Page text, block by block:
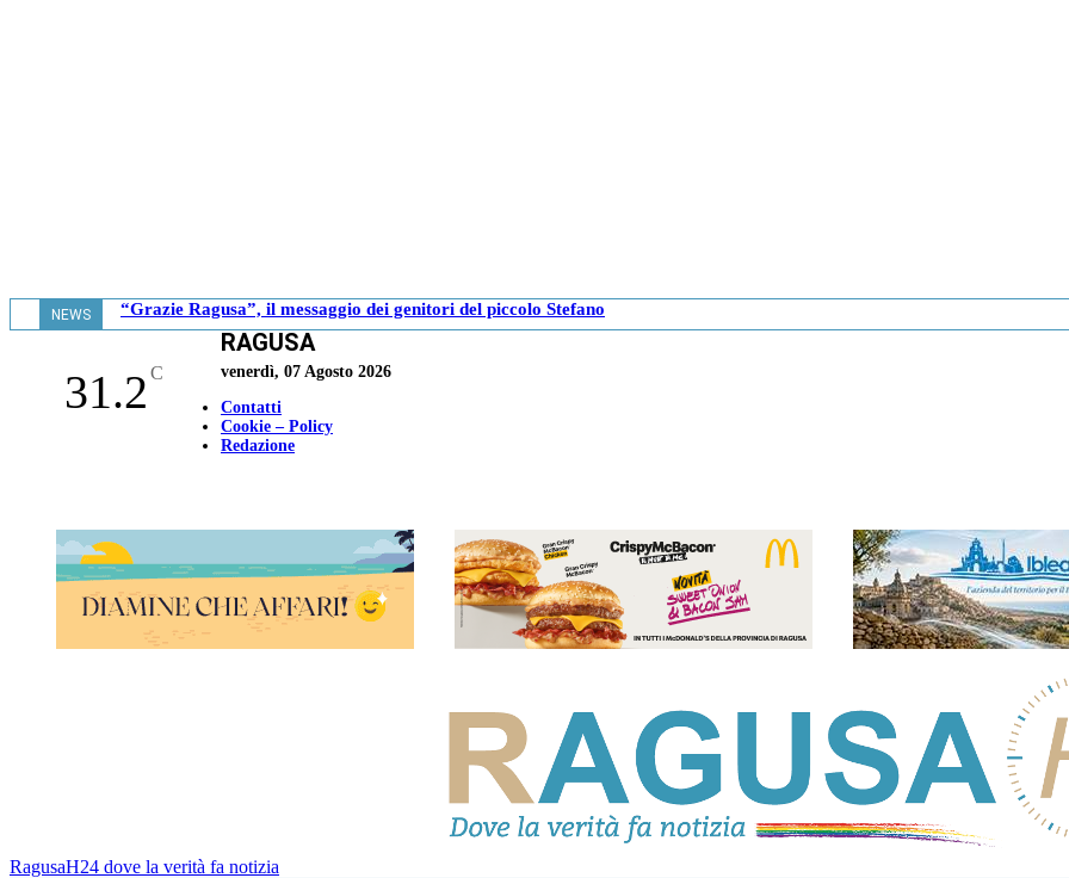
NEWS “Grazie Ragusa”, il messaggio dei genitori del piccolo Stefano
31.2 C
RAGUSA
venerdì, 07 Agosto 2026
Contatti
Cookie – Policy
Redazione
RagusaH24 dove la verità fa notizia